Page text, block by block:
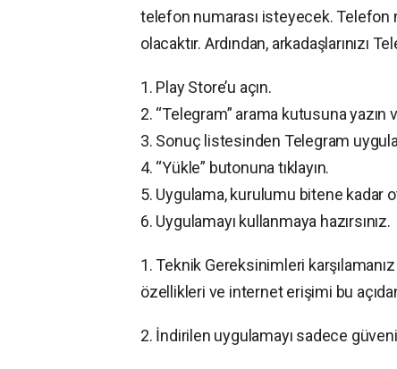
telefon numarası isteyecek. Telefon
olacaktır. Ardından, arkadaşlarınızı
1. Play Store’u açın.
2. “Telegram” arama kutusuna yazın
3. Sonuç listesinden Telegram
4. “Yükle” butonuna tıklayın.
5. Uygulama, kurulumu bitene kadar
6. Uygulamayı kullanmaya hazırsınız.
1. Teknik Gereksinimleri
özellikleri ve internet erişimi bu
2. İndirilen uygulamayı sadece